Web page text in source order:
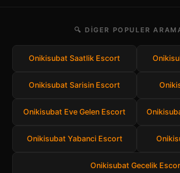
🔍 DIGER POPULER
Onikisubat Saatlik Escort
Onikisubat Sarisin Escort
Onikisubat Eve Gelen Escort
Onikisubat Yabanci Escort
Onikisubat Gecelik